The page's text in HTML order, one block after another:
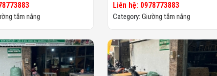
tắm nắng
Liên hệ: 0978773883
Category: Giường tắm nắng